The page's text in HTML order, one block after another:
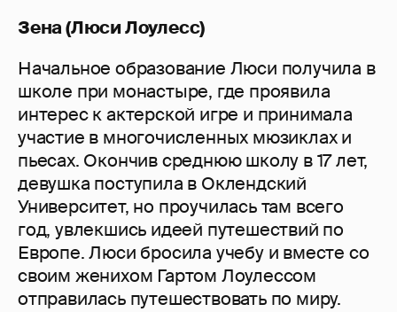
Зена (Люси Лоулесс)
Начальное образование Люси получила в
школе при монастыре, где проявила
интерес к актерской игре и принимала
участие в многочисленных мюзиклах и
пьесах. Окончив среднюю школу в 17 лет,
девушка поступила в Оклендский
Университет, но проучилась там всего
год, увлекшись идеей путешествий по
Европе. Люси бросила учебу и вместе со
своим женихом Гартом Лоулессом
отправилась путешествовать по миру.